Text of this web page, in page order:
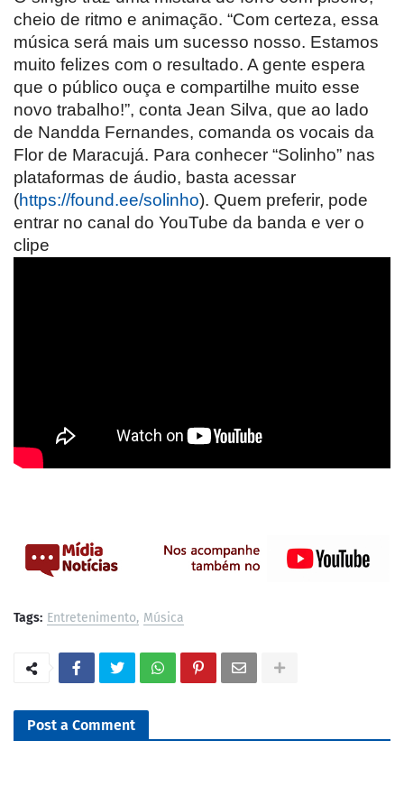
cheio de ritmo e animação. “Com certeza, essa
música será mais um sucesso nosso. Estamos
muito felizes com o resultado. A gente espera
que o público ouça e compartilhe muito esse
novo trabalho!”, conta Jean Silva, que ao lado
de Nandda Fernandes, comanda os vocais da
Flor de Maracujá. Para conhecer “Solinho” nas
plataformas de áudio, basta acessar
(https://found.ee/solinho). Quem preferir, pode
entrar no canal do YouTube da banda e ver o
clipe
Tags: Entretenimento Música
Post a Comment